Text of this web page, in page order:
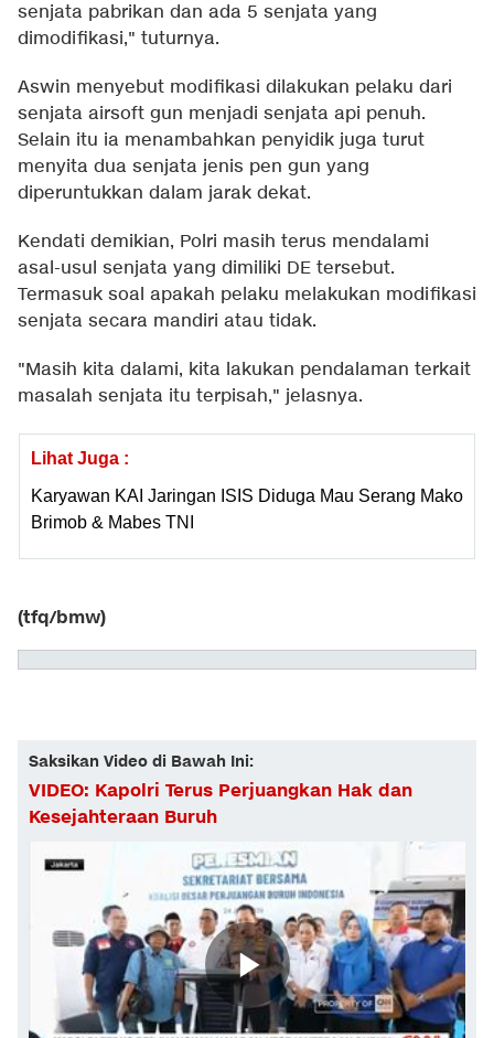
senjata pabrikan dan ada 5 senjata yang
dimodifikasi," tuturnya.
Aswin menyebut modifikasi dilakukan pelaku dari
senjata airsoft gun menjadi senjata api penuh.
Selain itu ia menambahkan penyidik juga turut
menyita dua senjata jenis pen gun yang
diperuntukkan dalam jarak dekat.
Kendati demikian, Polri masih terus mendalami
asal-usul senjata yang dimiliki DE tersebut.
Termasuk soal apakah pelaku melakukan modifikasi
senjata secara mandiri atau tidak.
"Masih kita dalami, kita lakukan pendalaman terkait
masalah senjata itu terpisah," jelasnya.
Lihat Juga :
Karyawan KAI Jaringan ISIS Diduga Mau Serang Mako
Brimob & Mabes TNI
(tfq/bmw)
Saksikan Video di Bawah Ini:
VIDEO: Kapolri Terus Perjuangkan Hak dan
Kesejahteraan Buruh